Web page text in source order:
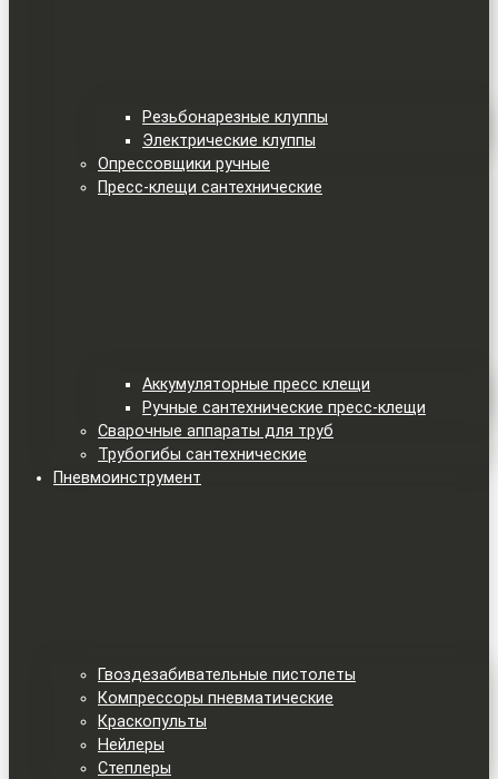
Резьбонарезные клуппы
Электрические клуппы
Опрессовщики ручные
Пресс-клещи сантехнические
Аккумуляторные пресс клещи
Ручные сантехнические пресс-клещи
Сварочные аппараты для труб
Трубогибы сантехнические
Пневмоинструмент
Гвоздезабивательные пистолеты
Компрессоры пневматические
Краскопульты
Нейлеры
Степлеры